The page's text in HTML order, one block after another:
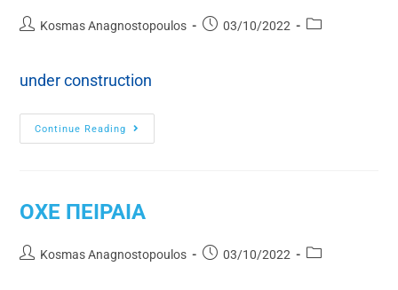
Kosmas Anagnostopoulos 03/10/2022
under construction
Continue Reading
ΟΧΕ ΠΕΙΡΑΙΑ
Kosmas Anagnostopoulos 03/10/2022